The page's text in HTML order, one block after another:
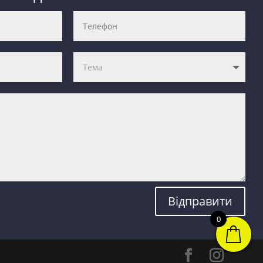
Відправити
0